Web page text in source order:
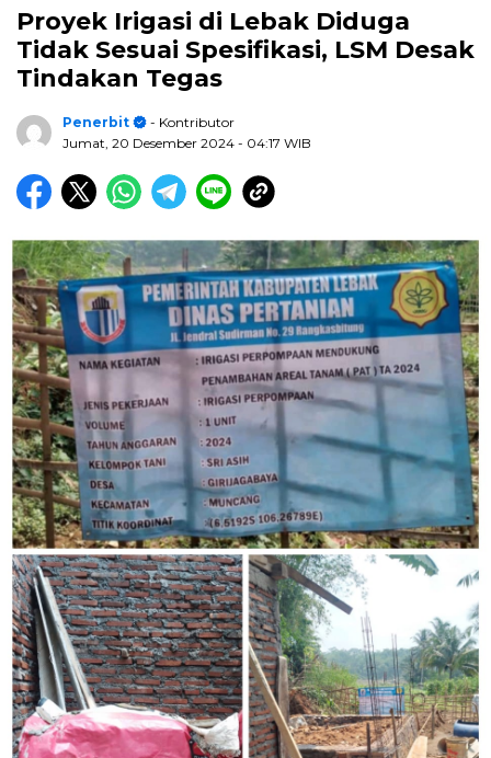
Proyek Irigasi di Lebak Diduga
Tidak Sesuai Spesifikasi, LSM Desak
Tindakan Tegas
Penerbit
- Kontributor
Jumat, 20 Desember 2024 - 04:17 WIB